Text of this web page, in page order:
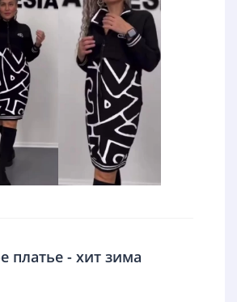
платье - хит зима